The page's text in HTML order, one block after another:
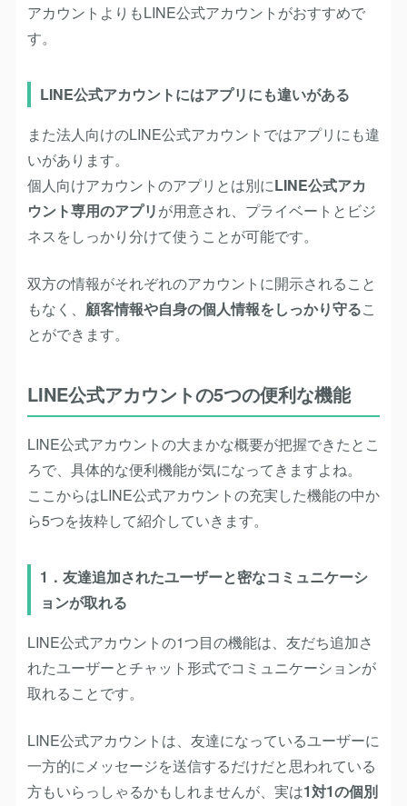
アカウントよりもLINE公式アカウントがおすすめで
す。
LINE公式アカウントにはアプリにも違いがある
また法人向けのLINE公式アカウントではアプリにも違
いがあります。
個人向けアカウントのアプリとは別にLINE公式アカ
ウント専用のアプリが用意され、プライベートとビジ
ネスをしっかり分けて使うことが可能です。
双方の情報がそれぞれのアカウントに開示されること
もなく、 顧客情報や自身の個人情報をしっかり守るこ
とができます。
LINE公式アカウントの5つの便利な機能
LINE公式アカウントの大まかな概要が把握できたとこ
ろで、具体的な便利機能が気になってきますよね。
ここからはLINE公式アカウントの充実した機能の中か
ら5つを抜粋して紹介していきます。
1．友達追加されたユーザーと密なコミュニケーシ
ョンが取れる
LINE公式アカウントの1つ目の機能は、友だち追加さ
れたユーザーとチャット形式でコミュニケーションが
取れることです。
LINE公式アカウントは、友達になっているユーザーに
一方的にメッセージを送信するだけだと思われている
方もいらっしゃるかもしれませんが、実は1対1の個別